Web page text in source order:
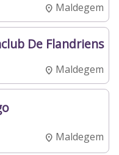
Maldegem
De Flandriens
Maldegem
Maldegem